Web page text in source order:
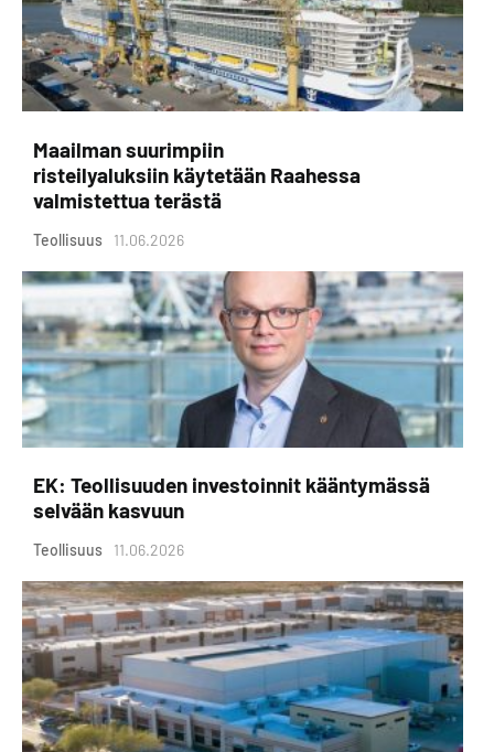
Maailman suurimpiin
risteilyaluksiin käytetään Raahessa
valmistettua terästä
Teollisuus 11.06.2026
EK: Teollisuuden investoinnit kääntymässä
selvään kasvuun
Teollisuus 11.06.2026